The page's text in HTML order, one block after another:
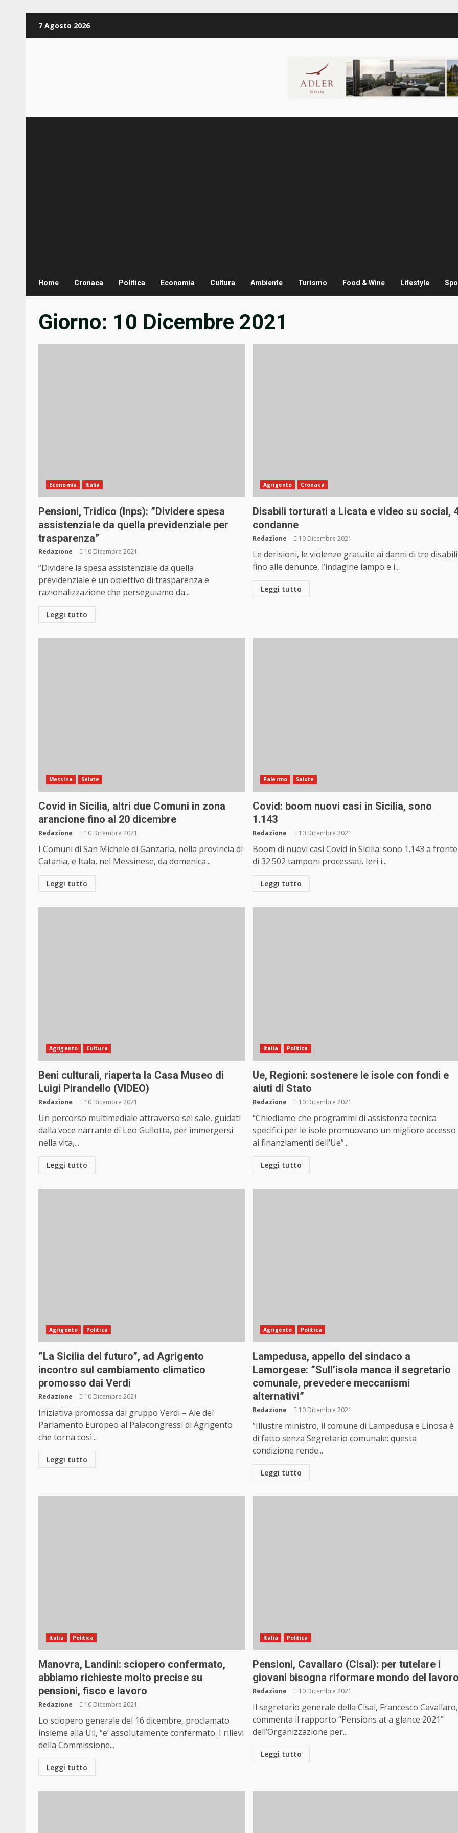
Inhalt7 Agosto 2026
Home Cronaca Politica Economia Cultura Ambiente Turismo Food & Wine Lifestyle
Giorno: 10 Dicembre 2021
Economia Italia
Pensioni, Tridico (Inps): ”Dividere spesa
assistenziale da quella previdenziale per
trasparenza”
Redazione 10 Dicembre 2021
”Dividere la spesa assistenziale da quella
previdenziale è un obiettivo di trasparenza e
razionalizzazione che perseguiamo da...
Leggi tutto
Agrigento Cronaca
Disabili torturati a Licata e video su social,
condanne
Redazione 10 Dicembre 2021
Le derisioni, le violenze gratuite ai danni di tre disabili
fino alle denunce, l’indagine lampo e i...
Leggi tutto
Messina Salute
Covid in Sicilia, altri due Comuni in zona
arancione fino al 20 dicembre
Redazione 10 Dicembre 2021
I Comuni di San Michele di Ganzaria, nella provincia di
Catania, e Itala, nel Messinese, da domenica...
Leggi tutto
Palermo Salute
Covid: boom nuovi casi in Sicilia, sono
1.143
Redazione 10 Dicembre 2021
Boom di nuovi casi Covid in Sicilia: sono 1.143 a fronte
di 32.502 tamponi processati. Ieri i...
Leggi tutto
Agrigento Cultura
Beni culturali, riaperta la Casa Museo di
Luigi Pirandello (VIDEO)
Redazione 10 Dicembre 2021
Un percorso multimediale attraverso sei sale, guidati
dalla voce narrante di Leo Gullotta, per immergersi
nella vita,...
Leggi tutto
Italia Politica
Ue, Regioni: sostenere le isole con fondi e
aiuti di Stato
Redazione 10 Dicembre 2021
“Chiediamo che programmi di assistenza tecnica
specifici per le isole promuovano un migliore accesso
ai finanziamenti dell’Ue”...
Leggi tutto
Agrigento Politica
”La Sicilia del futuro”, ad Agrigento
incontro sul cambiamento climatico
promosso dai Verdi
Redazione 10 Dicembre 2021
Iniziativa promossa dal gruppo Verdi – Ale del
Parlamento Europeo al Palacongressi di Agrigento
che torna così...
Leggi tutto
Agrigento Politica
Lampedusa, appello del sindaco a
Lamorgese: ”Sull’isola manca il segretario
comunale, prevedere meccanismi
alternativi”
Redazione 10 Dicembre 2021
”Illustre ministro, il comune di Lampedusa e Linosa è
di fatto senza Segretario comunale: questa
condizione rende...
Leggi tutto
Italia Politica
Manovra, Landini: sciopero confermato,
abbiamo richieste molto precise su
pensioni, fisco e lavoro
Redazione 10 Dicembre 2021
Lo sciopero generale del 16 dicembre, proclamato
insieme alla Uil, “e’ assolutamente confermato. I rilievi
della Commissione...
Leggi tutto
Italia Politica
Pensioni, Cavallaro (Cisal): per tutelare i
giovani bisogna riformare mondo del
Redazione 10 Dicembre 2021
Il segretario generale della Cisal, Francesco Cavallaro,
commenta il rapporto “Pensions at a glance 2021”
dell’Organizzazione per...
Leggi tutto